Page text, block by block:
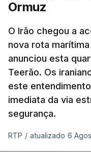
militar deverá
território de Gaza
de 1,5
Permite, desta
caso de ataque.
Segundo um
organização está
Ormuz
O Irão chegou a
nova rota
anunciou esta
Teerão. Os
este
imediata da via
segurança.
RTP / atualizado 6